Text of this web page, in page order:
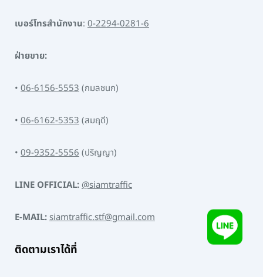
เบอร์โทรสำนักงาน: 0-2294-0281-6
ฝ่ายขาย:
• 06-6156-5553(กมลชนก)
• 06-6162-5353(สมฤดี)
• 09-9352-5556(ปริญญา)
LINE OFFICIAL:@siamtraffic
E-MAIL:siamtraffic.stf@gmail.com
ติดตามเราได้ที่